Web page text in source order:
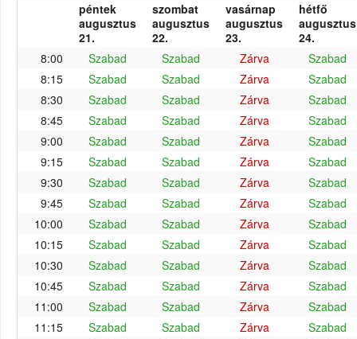
péntek
augusztus
21.
szombat
augusztus
22.
vasárnap
augusztus
23.
hétfő
augusztus
24.
8:00
Szabad Szabad Zárva
Szabad
8:15
Szabad Szabad Zárva
Szabad
8:30
Szabad Szabad Zárva
Szabad
8:45
Szabad Szabad Zárva
Szabad
9:00
Szabad Szabad Zárva
Szabad
9:15
Szabad Szabad Zárva
Szabad
9:30
Szabad Szabad Zárva
Szabad
9:45
Szabad Szabad Zárva
Szabad
10:00
Szabad Szabad Zárva
Szabad
10:15
Szabad Szabad Zárva
Szabad
10:30
Szabad Szabad Zárva
Szabad
10:45
Szabad Szabad Zárva
Szabad
11:00
Szabad Szabad Zárva
Szabad
11:15
Szabad Szabad Zárva
Szabad